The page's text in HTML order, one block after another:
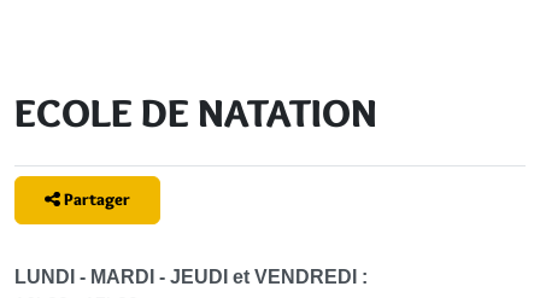
ECOLE DE NATATION
Partager
LUNDI - MARDI - JEUDI et VENDREDI :